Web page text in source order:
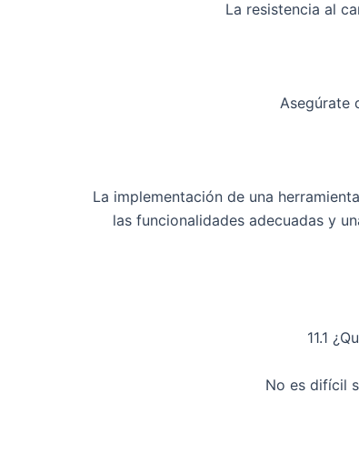
La resistencia al
Asegúrate
La implementación de una
las funcionalidades adecuadas y
11.1
No es difícil